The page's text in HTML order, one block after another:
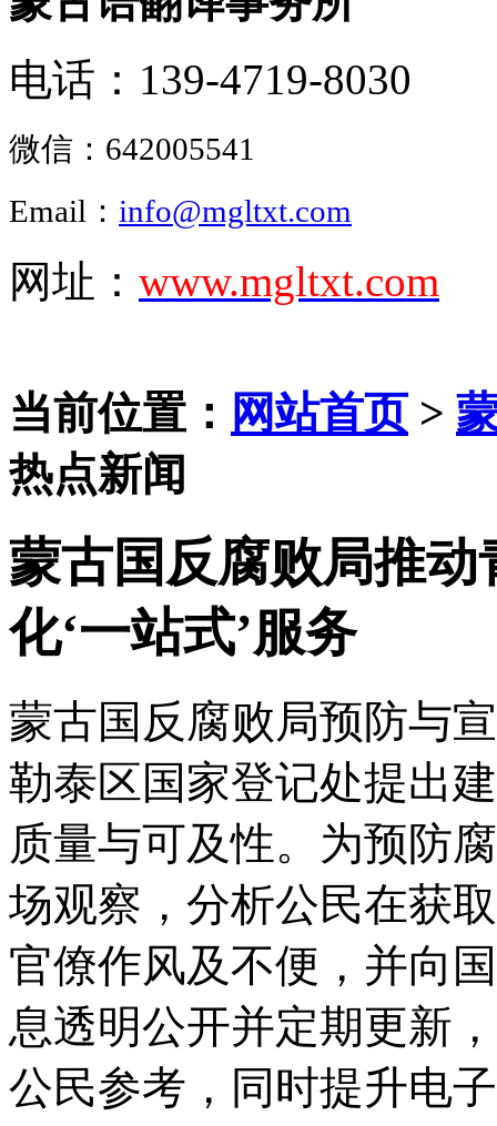
电话：139-4719-8030
微信： 642005541
Email： info@mgltxt.com
网址： www.mgltxt.com
当前位置： 网站首页>
热点新闻
蒙古国反腐败局推
化‘一站式’服务
蒙古国反腐败局预防与
勒泰区国家登记处提出
质量与可及性。为预防
场观察，分析公民在获
官僚作风及不便，并向
息透明公开并定期更新
公民参考，同时提升电